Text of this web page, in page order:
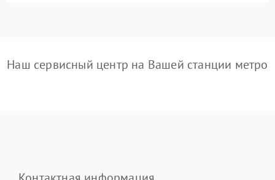
Наш сервисный центр на Вашей станции метро